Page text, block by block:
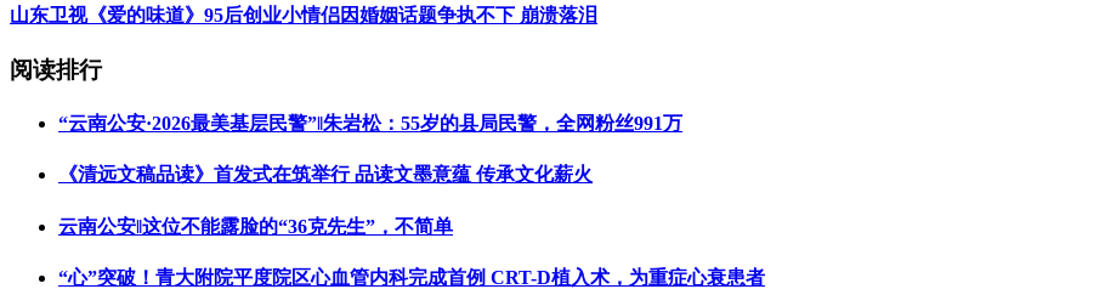
山东卫视《爱的味道》95后创业小情侣因婚姻话题争执不下 崩溃落泪
阅读排行
“云南公安·2026最美基层民警”‖朱岩松：55岁的县局民警，全网粉丝991万
《清远文稿品读》首发式在筑举行 品读文墨意蕴 传承文化薪火
云南公安‖这位不能露脸的“36克先生”，不简单
“心”突破！青大附院平度院区心血管内科完成首例 CRT-D植入术，为重症心衰患者